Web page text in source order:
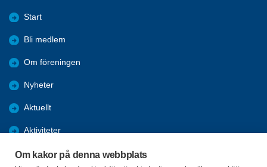
Om kakor på denna webbplats
Start
Bli medlem
Om föreningen
Nyheter
Aktuellt
Aktiviteter
Arkiv